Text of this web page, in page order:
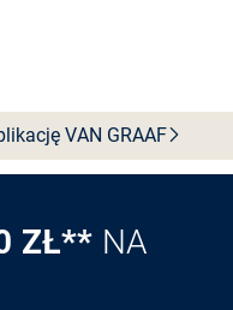
VAN GRAAF
ZŁ** NA